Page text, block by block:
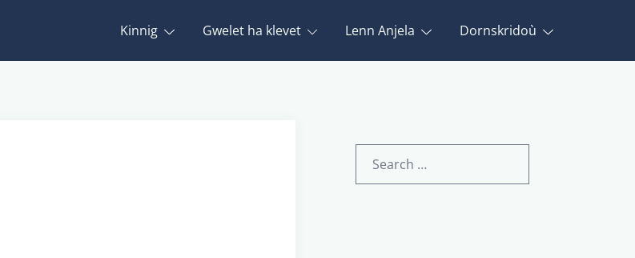
Kinnig Gwelet ha klevet Lenn Anjela Dornskridoù
for: